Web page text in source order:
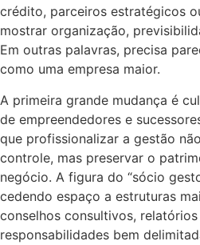
crédito, parceiros estratégicos
mostrar organização,
Em outras palavras, precisa
como uma empresa maior.
A primeira grande mudança é
de empreendedores e
que profissionalizar a gestão
controle, mas preservar o
negócio. A figura do “sócio
cedendo espaço a estruturas
conselhos consultivos,
responsabilidades bem